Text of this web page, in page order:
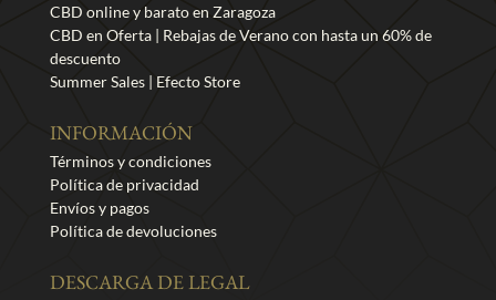
CBD online y barato en Zaragoza
CBD en Oferta | Rebajas de Verano con hasta un 60% de
descuento
Summer Sales | Efecto Store
INFORMACIÓN
Términos y condiciones
Política de privacidad
Envíos y pagos
Política de devoluciones
DESCARGA DE LEGAL